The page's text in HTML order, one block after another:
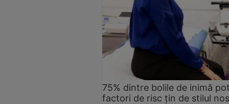
75% dintre bolile de inimă
factori de risc țin de stilul